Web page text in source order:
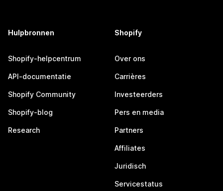
Hulpbronnen
Shopify-helpcentrum
API-documentatie
Shopify Community
Shopify-blog
Research
Shopify
Over ons
Carrières
Investeerders
Pers en media
Partners
Affiliates
Juridisch
Servicestatus